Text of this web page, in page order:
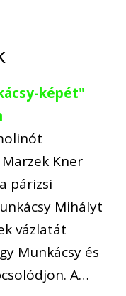
képét"
Kner
párizsi
Mihályt
vázlatát
Munkácsy és
A…